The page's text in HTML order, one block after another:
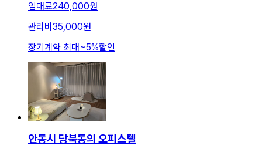
임대료240,000원
관리비 35,000원
장기계약 최대 ~5%할인
안동시 당북동의 오피스텔